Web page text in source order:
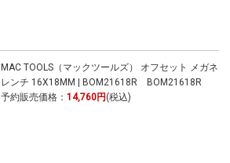
MAC TOOLS（マックツールズ） オフセット メガネ
レンチ 16X18MM | BOM21618R BOM21618R
予約販売価格： 14,760円 (税込)